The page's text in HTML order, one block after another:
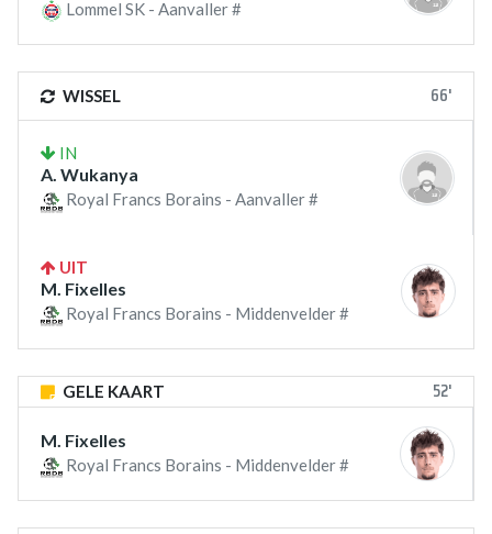
Lommel SK - Aanvaller #
WISSEL 66'
IN
A. Wukanya
Royal Francs Borains - Aanvaller #
UIT
M. Fixelles
Royal Francs Borains - Middenvelder #
GELE KAART 52'
M. Fixelles
Royal Francs Borains - Middenvelder #